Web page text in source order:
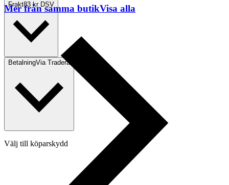
Frakt83 kr DSV
BetalningVia Tradera
Välj till köparskydd
Mer från samma butikVisa alla